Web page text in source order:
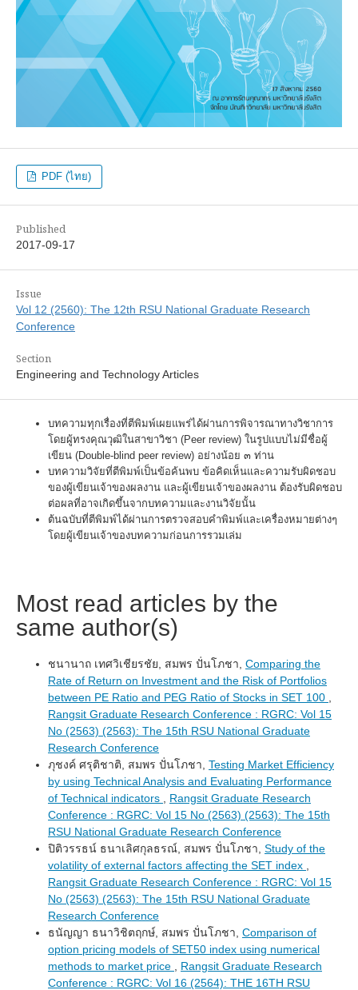
PDF (ไทย)
Published
2017-09-17
Issue
Vol 12 (2560): The 12th RSU National Graduate Research
Conference
Section
Engineering and Technology Articles
บทความทุกเรื่องที่ตีพิมพ์เผยแพร่ได้ผ่านการพิจารณาทางวิชาการ
โดยผู้ทรงคุณวุฒิในสาขาวิชา (Peer review) ในรูปแบบไม่มีชื่อผู้
เขียน (Double-blind peer review) อย่างน้อย ๓ ท่าน
บทความวิจัยที่ตีพิมพ์เป็นข้อค้นพบ ข้อคิดเห็นและความรับผิดชอบ
ของผู้เขียนเจ้าของผลงาน และผู้เขียนเจ้าของผลงาน ต้องรับผิดชอบ
ต่อผลที่อาจเกิดขึ้นจากบทความและงานวิจัยนั้น
ต้นฉบับที่ตีพิมพ์ได้ผ่านการตรวจสอบคำพิมพ์และเครื่องหมายต่างๆ
โดยผู้เขียนเจ้าของบทความก่อนการรวมเล่ม
Most read articles by the
same author(s)
ชนานาถ เทศวิเชียรชัย, สมพร ปั่นโภชา, Comparing the
Rate of Return on Investment and the Risk of Portfolios
between PE Ratio and PEG Ratio of Stocks in SET 100
Rangsit Graduate Research Conference : RGRC: Vol 15
No (2563) (2563): The 15th RSU National Graduate
Research Conference
ภุชงค์ ศรุติชาติ, สมพร ปั่นโภชา, Testing Market Efficiency
by using Technical Analysis and Evaluating Performance
of Technical indicators
Rangsit Graduate Research
Conference : RGRC: Vol 15 No (2563) (2563): The 15th
RSU National Graduate Research Conference
ปิติวรรธน์ ธนาเลิศกุลธรณ์, สมพร ปั่นโภชา, Study of the
volatility of external factors affecting the SET index
Rangsit Graduate Research Conference : RGRC: Vol 15
No (2563) (2563): The 15th RSU National Graduate
Research Conference
ธนัญญา ธนาวิชิตฤกษ์, สมพร ปั่นโภชา, Comparison of
option pricing models of SET50 index using numerical
methods to market price
Rangsit Graduate Research
Conference : RGRC: Vol 16 (2564): THE 16TH RSU